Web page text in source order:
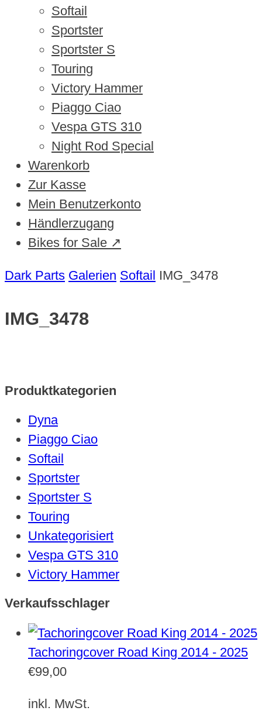
Softail
Sportster
Sportster S
Touring
Victory Hammer
Piaggo Ciao
Vespa GTS 310
Night Rod Special
Warenkorb
Zur Kasse
Mein Benutzerkonto
Händlerzugang
Bikes for Sale ↗
Dark Parts Galerien Softail IMG_3478
IMG_3478
Produktkategorien
Dyna
Piaggo Ciao
Softail
Sportster
Sportster S
Touring
Unkategorisiert
Vespa GTS 310
Victory Hammer
Verkaufsschlager
Tachoringcover Road King 2014 - 2025
€99,00
inkl. MwSt.